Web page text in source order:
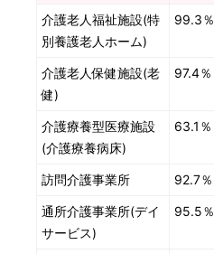
介護老人福祉施設(特
別養護老人ホーム)
99.3％
介護老人保健施設(老
健)
97.4％
介護療養型医療施設
(介護療養病床)
63.1％
訪問介護事業所 92.7％
通所介護事業所(デイ
サービス)
95.5％